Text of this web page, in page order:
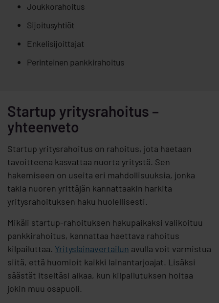
Joukkorahoitus
Sijoitusyhtiöt
Enkelisijoittajat
Perinteinen pankkirahoitus
Startup yritysrahoitus –
yhteenveto
Startup yritysrahoitus on rahoitus, jota haetaan
tavoitteena kasvattaa nuorta yritystä. Sen
hakemiseen on useita eri mahdollisuuksia, jonka
takia nuoren yrittäjän kannattaakin harkita
yritysrahoituksen haku huolellisesti.
Mikäli startup-rahoituksen hakupaikaksi valikoituu
pankkirahoitus, kannattaa haettava rahoitus
kilpailuttaa. Yrityslainavertailun avulla voit varmistua
siitä, että huomioit kaikki lainantarjoajat. Lisäksi
säästät itseltäsi aikaa, kun kilpailutuksen hoitaa
jokin muu osapuoli.